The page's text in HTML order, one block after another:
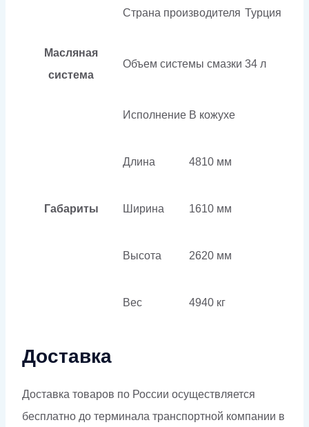
Страна производителя Турция
Масляная
система
Объем системы смазки 34 л
Габариты
Исполнение В кожухе
Длина 4810 мм
Ширина 1610 мм
Высота 2620 мм
Вес 4940 кг
Доставка
Доставка товаров по России осуществляется
бесплатно до терминала транспортной компании в